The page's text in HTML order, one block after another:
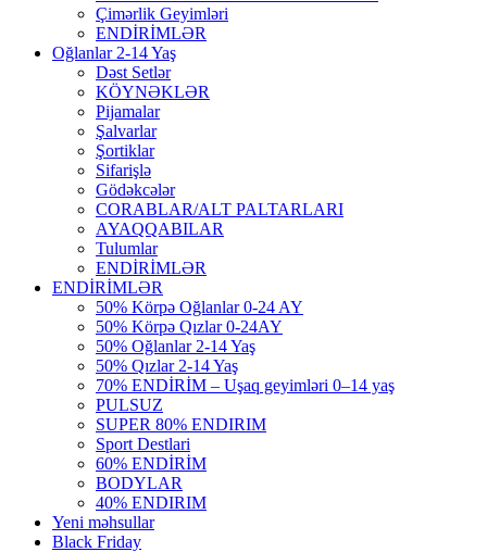
Çimərlik Geyimləri
ENDİRİMLƏR
Oğlanlar 2-14 Yaş
Dəst Setlər
KÖYNƏKLƏR
Pijamalar
Şalvarlar
Şortiklar
Sifarişlə
Gödəkcələr
CORABLAR/ALT PALTARLARI
AYAQQABILAR
Tulumlar
ENDİRİMLƏR
ENDİRİMLƏR
50% Körpə Oğlanlar 0-24 AY
50% Körpə Qızlar 0-24AY
50% Oğlanlar 2-14 Yaş
50% Qızlar 2-14 Yaş
70% ENDİRİM – Uşaq geyimləri 0–14 yaş
PULSUZ
SUPER 80% ENDIRIM
Sport Destlari
60% ENDİRİM
BODYLAR
40% ENDIRIM
Yeni məhsullar
Black Friday